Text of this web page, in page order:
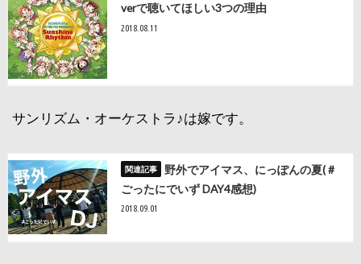
verで聴いてほしい3つの理由
2018.08.11
サンリズム・オーケストラ♪は嫁です。
野外でアイマス、にっぽんの夏( #
ごったにでいず DAY4感想)
2018.09.01